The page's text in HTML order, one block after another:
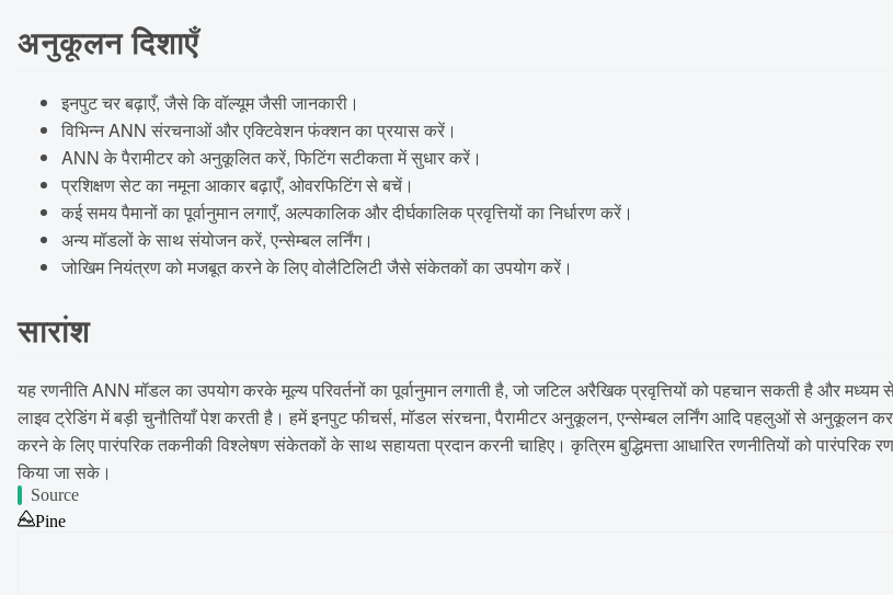
अनुकूलन दिशाएँ
इनपुट चर बढ़ाएँ, जैसे कि वॉल्यूम जैसी जानकारी।
विभिन्न ANN संरचनाओं और एक्टिवेशन फंक्शन का प्रयास करें।
ANN के पैरामीटर को अनुकूलित करें, फिटिंग सटीकता में सुधार करें।
प्रशिक्षण सेट का नमूना आकार बढ़ाएँ, ओवरफिटिंग से बचें।
कई समय पैमानों का पूर्वानुमान लगाएँ, अल्पकालिक और दीर्घकालिक प्रवृत्तियों का निर्धारण करें।
अन्य मॉडलों के साथ संयोजन करें, एन्सेम्बल लर्निंग।
जोखिम नियंत्रण को मजबूत करने के लिए वोलैटिलिटी जैसे संकेतकों का उपयोग करें।
सारांश
यह रणनीति ANN मॉडल का उपयोग करके मूल्य परिवर्तनों का पूर्वानुमान लगाती है, जो जटिल अरैखिक प्रवृत्तियों को पहचान सकती है और
लाइव ट्रेडिंग में बड़ी चुनौतियाँ पेश करती है। हमें इनपुट फीचर्स, मॉडल संरचना, पैरामीटर अनुकूलन, एन्सेम्बल लर्निंग आदि पहलुओं से अनुकूलन
करने के लिए पारंपरिक तकनीकी विश्लेषण संकेतकों के साथ सहायता प्रदान करनी चाहिए। कृत्रिम बुद्धिमत्ता आधारित रणनीतियों को
किया जा सके।
Source
Pine